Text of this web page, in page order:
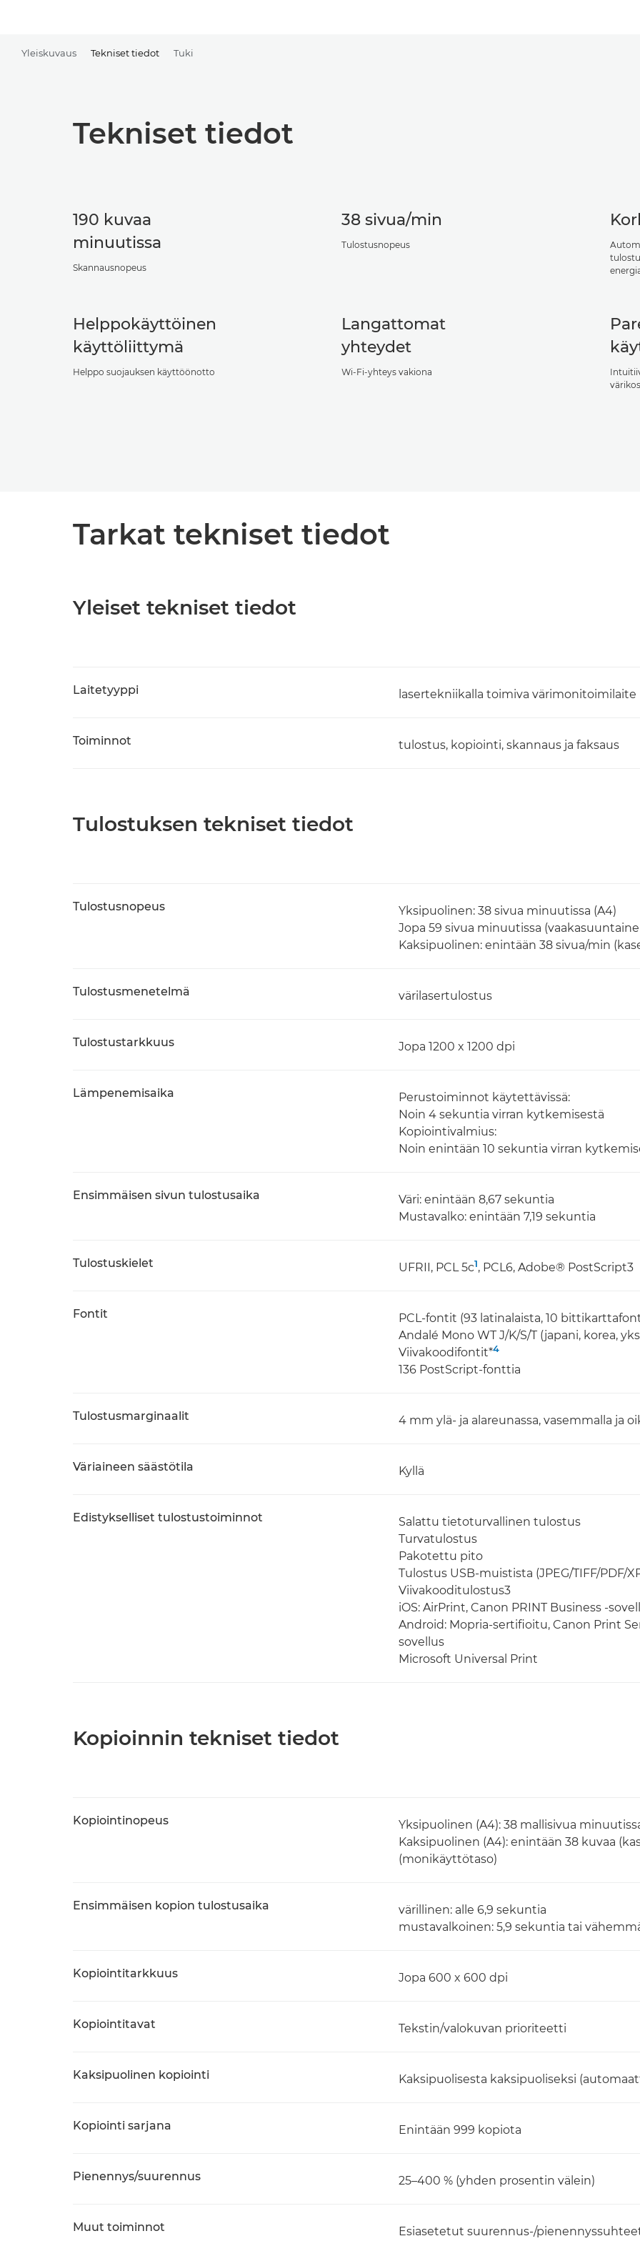
Yleiskuvaus Tekniset tiedot Tuki
Tekniset tiedot
190 kuvaa
minuutissa
Skannausnopeus
38 sivua/min
Tulostusnopeus
Helppokäyttöinen
käyttöliittymä
Helppo suojauksen käyttöönotto
Langattomat
yhteydet
Wi-Fi-yhteys vakiona
Tarkat tekniset tiedot
Yleiset tekniset tiedot
Laitetyyppi lasertekniikalla toimiva värimonitoimilaite
Toiminnot tulostus, kopiointi, skannaus ja faksaus
Tulostuksen tekniset tiedot
Tulostusnopeus
Yksipuolinen: 38 sivua minuutissa (A4)
Jopa 59 sivua minuutissa
Kaksipuolinen: enintään 38 sivua/min
Tulostusmenetelmä värilasertulostus
Tulostustarkkuus Jopa 1200 x 1200 dpi
Lämpenemisaika
Perustoiminnot käytettävissä:
Noin 4 sekuntia virran kytkemisestä
Kopiointivalmius:
Noin enintään 10 sekuntia virran
Ensimmäisen sivun tulostusaika
Väri: enintään 8,67 sekuntia
Mustavalko: enintään 7,19 sekuntia
Tulostuskielet UFRII, PCL 5c1, PCL6, Adobe® PostScript3
Fontit
PCL-fontit (93 latinalaista, 10
Andalé Mono WT J/K/S/T (japani, korea,
Viivakoodifontit*4
136 PostScript-fonttia
Tulostusmarginaalit 4 mm ylä- ja alareunassa, vasemmalla ja
Väriaineen säästötila Kyllä
Edistykselliset tulostustoiminnot
Salattu tietoturvallinen tulostus
Turvatulostus
Pakotettu pito
Tulostus USB-muistista (JPEG/TIFF/PDF/
Viivakooditulostus3
iOS: AirPrint, Canon PRINT Business -
Android: Mopria-sertifioitu, Canon Print
sovellus
Microsoft Universal Print
Kopioinnin tekniset tiedot
Kopiointinopeus
Yksipuolinen (A4): 38 mallisivua
Kaksipuolinen (A4): enintään 38 kuvaa
(monikäyttötaso)
Ensimmäisen kopion tulostusaika
värillinen: alle 6,9 sekuntia
mustavalkoinen: 5,9 sekuntia tai
Kopiointitarkkuus Jopa 600 x 600 dpi
Kopiointitavat Tekstin/valokuvan prioriteetti
Kaksipuolinen kopiointi Kaksipuolisesta kaksipuoliseksi
Kopiointi sarjana Enintään 999 kopiota
Pienennys/suurennus 25–400 % (yhden prosentin välein)
Muut toiminnot Esiasetetut suurennus-/